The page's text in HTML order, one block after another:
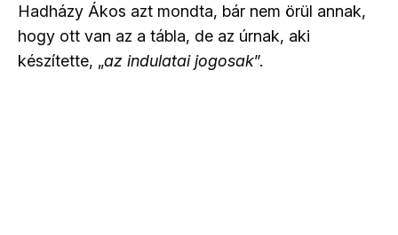
Hadházy Ákos azt mondta, bár nem örül annak,
hogy ott van az a tábla, de az úrnak, aki
készítette, „az indulatai jogosak”.